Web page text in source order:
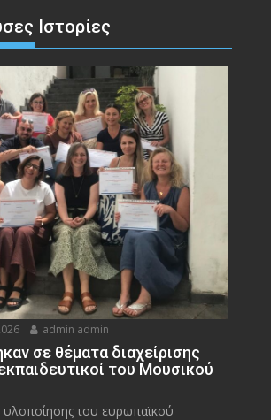
Ιστορίες
admin admin
σε θέματα διαχείρισης
του Μουσικού
υλοποίησης του ευρωπαϊκού